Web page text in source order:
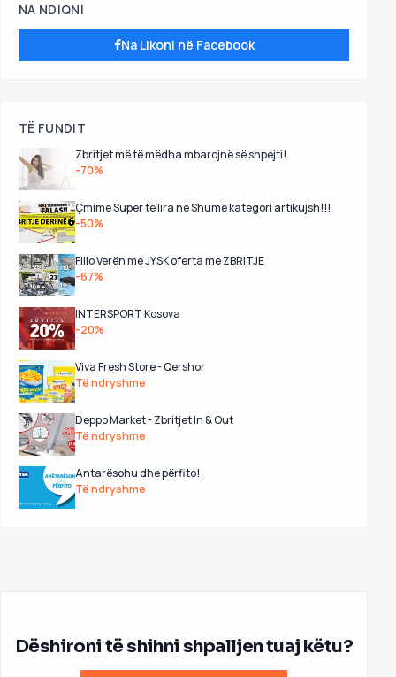
NA NDIQNI
Na Likoni në Facebook
TË FUNDIT
Zbritjet më të mëdha mbarojnë së shpejti!
-70%
Çmime Super të lira në Shumë kategori artikujsh!!!
-50%
Fillo Verën me JYSK oferta me ZBRITJE
-67%
INTERSPORT Kosova
-20%
Viva Fresh Store - Qershor
Të ndryshme
Deppo Market - Zbritjet In & Out
Të ndryshme
Antarësohu dhe përfito!
Të ndryshme
Dëshironi të shihni shpalljen tuaj këtu?